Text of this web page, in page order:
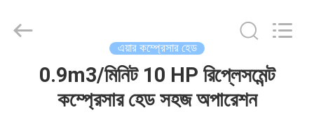
Machinery
এয়ার কম্প্রেসার হেড
0.9m3/মিনিট 10 HP রিপ্লেসমেন্ট
কম্প্রেসার হেড সহজ অপারেশন